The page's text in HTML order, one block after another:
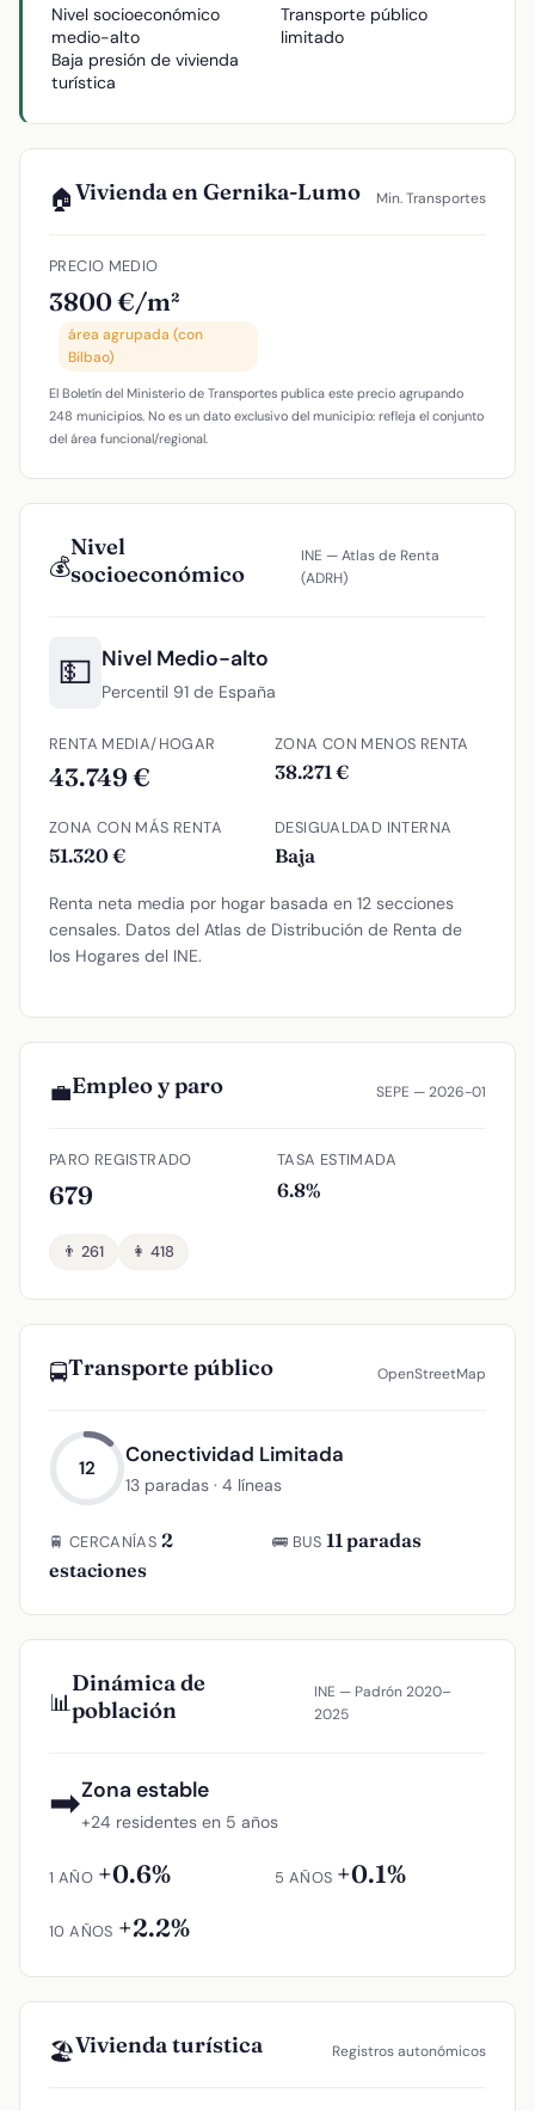
Nivel socioeconómico
medio-alto
Baja presión de vivienda
turística
Transporte público
limitado
🏠Vivienda en Gernika-Lumo Min. Transportes
PRECIO MEDIO
3800 €/m²
área agrupada (con
Bilbao)
El Boletín del Ministerio de Transportes publica este precio agrupando
248 municipios. No es un dato exclusivo del municipio: refleja el conjunto
del área funcional/regional.
💰
Nivel
socioeconómico
INE — Atlas de Renta
(ADRH)
💵 Nivel Medio-alto
Percentil 91 de España
RENTA MEDIA/HOGAR
43.749 €
ZONA CON MENOS RENTA
38.271 €
ZONA CON MÁS RENTA
51.320 €
DESIGUALDAD INTERNA
Baja
Renta neta media por hogar basada en 12 secciones
censales. Datos del Atlas de Distribución de Renta de
los Hogares del INE.
💼Empleo y paro SEPE — 2026-01
PARO REGISTRADO
679
TASA ESTIMADA
6.8%
👨 261 👩 418
🚍Transporte público OpenStreetMap
12
Conectividad Limitada
13 paradas · 4 líneas
🚆 CERCANÍAS 2
estaciones
🚌 BUS 11 paradas
📊
Dinámica de
población
INE — Padrón 2020–
2025
➡Zona estable
+24 residentes en 5 años
1 AÑO +0.6% 5 AÑOS +0.1%
10 AÑOS +2.2%
🏖️Vivienda turística Registros autonómicos